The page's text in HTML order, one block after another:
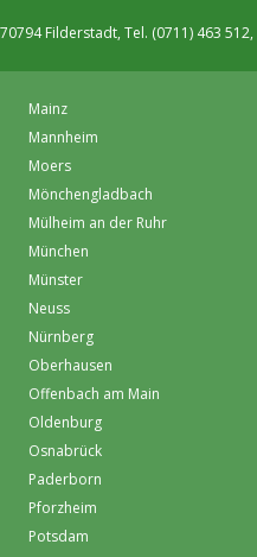
Filderstadt, Tel. (0711) 463 512,
Mainz
Mannheim
Moers
Mönchen­gladbach
Mülheim an der Ruhr
München
Münster
Neuss
Nürnberg
Oberhausen
Offenbach am Main
Oldenburg
Osnabrück
Paderborn
Pforzheim
Potsdam